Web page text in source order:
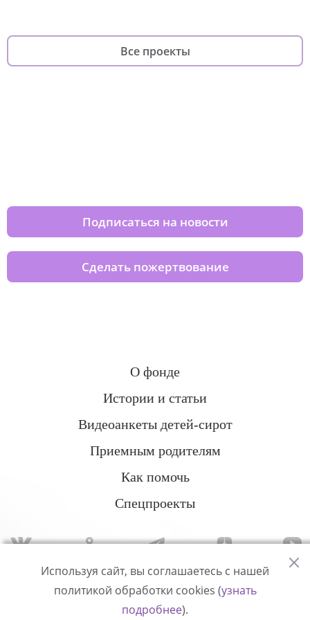
Все проекты
Подписаться на новости
Сделать пожертвование
О фонде
Истории и статьи
Видеоанкеты детей-сирот
Приемным родителям
Как помочь
Спецпроекты
Политика конфиденциальности
Используя сайт, вы соглашаетесь с нашей
политикой обработки cookies (узнать
подробнее).